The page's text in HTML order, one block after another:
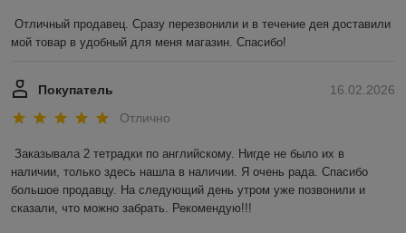
Отличный продавец. Сразу перезвонили и в течение дея доставили
мой товар в удобный для меня магазин. Спасибо!
16.02.2026
Покупатель
Отлично
Заказывала 2 тетрадки по английскому. Нигде не было их в
наличии, только здесь нашла в наличии. Я очень рада. Спасибо
большое продавцу. На следующий день утром уже позвонили и
сказали, что можно забрать. Рекомендую!!!